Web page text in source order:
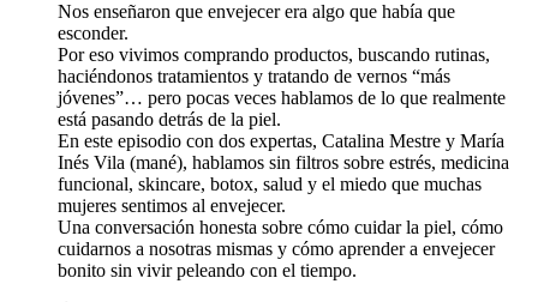
Nos enseñaron que envejecer era algo que había que
esconder.
Por eso vivimos comprando productos, buscando rutinas,
haciéndonos tratamientos y tratando de vernos “más
jóvenes”… pero pocas veces hablamos de lo que realmente
está pasando detrás de la piel.
En este episodio con dos expertas, Catalina Mestre y María
Inés Vila (mané), hablamos sin filtros sobre estrés, medicina
funcional, skincare, botox, salud y el miedo que muchas
mujeres sentimos al envejecer.
Una conversación honesta sobre cómo cuidar la piel, cómo
cuidarnos a nosotras mismas y cómo aprender a envejecer
bonito sin vivir peleando con el tiempo.